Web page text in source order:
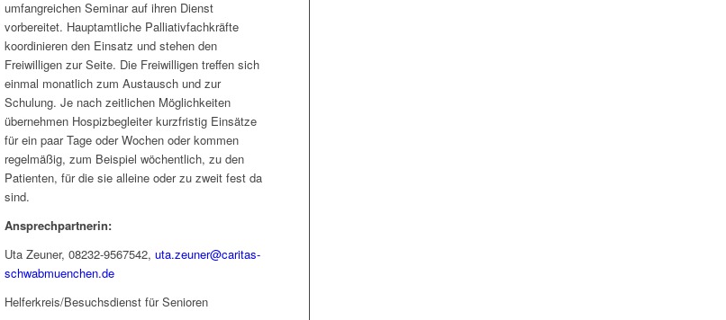
umfangreichen Seminar auf ihren Dienst
vorbereitet. Hauptamtliche Palliativfachkräfte
koordinieren den Einsatz und stehen den
Freiwilligen zur Seite. Die Freiwilligen treffen sich
einmal monatlich zum Austausch und zur
Schulung. Je nach zeitlichen Möglichkeiten
übernehmen Hospizbegleiter kurzfristig Einsätze
für ein paar Tage oder Wochen oder kommen
regelmäßig, zum Beispiel wöchentlich, zu den
Patienten, für die sie alleine oder zu zweit fest da
sind.
Ansprechpartnerin:
Uta Zeuner, 08232-9567542, uta.zeuner@caritas-
schwabmuenchen.de
Helferkreis/Besuchsdienst für Senioren